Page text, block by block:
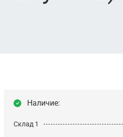
Наличие:
Склад 1